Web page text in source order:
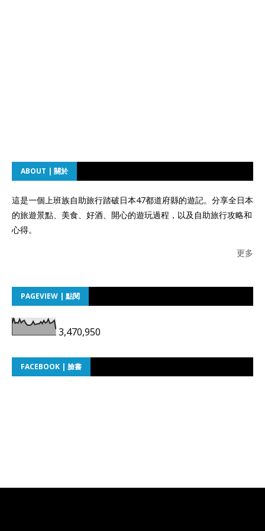
ABOUT | 關於
這是一個上班族自助旅行踏破日本47都道府縣的遊記。分享全日本
的旅遊景點、美食、好酒、開心的遊玩過程，以及自助旅行攻略和
心得。
更多
PAGEVIEW | 點閱
3,470,950
FACEBOOK | 臉書